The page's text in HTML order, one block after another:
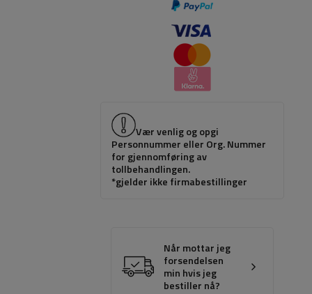
Vær venlig og opgi
Personnummer eller Org. Nummer
for gjennomføring av
tollbehandlingen.
*gjelder ikke firmabestillinger
Når mottar jeg
forsendelsen
min hvis jeg
bestiller nå?